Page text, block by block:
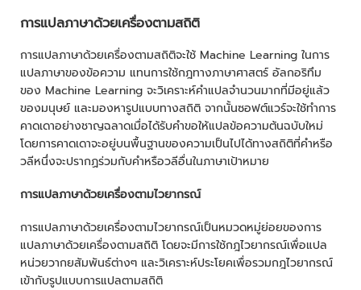
การแปลภาษาด้วยเครื่องตามสถิติ
การแปลภาษาด้วยเครื่องตามสถิติจะใช้ Machine Learning ในการ
แปลภาษาของข้อความ แทนการใช้กฎทางภาษาศาสตร์ อัลกอริทึม
ของ Machine Learning จะวิเคราะห์คำแปลจำนวนมากที่มีอยู่แล้ว
ของมนุษย์ และมองหารูปแบบทางสถิติ จากนั้นซอฟต์แวร์จะใช้ทำการ
คาดเดาอย่างชาญฉลาดเมื่อได้รับคำขอให้แปลข้อความต้นฉบับใหม่
โดยการคาดเดาจะอยู่บนพื้นฐานของความเป็นไปได้ทางสถิติที่คำหรือ
วลีหนึ่งจะปรากฏร่วมกับคำหรือวลีอื่นในภาษาเป้าหมาย
การแปลภาษาด้วยเครื่องตามไวยากรณ์
การแปลภาษาด้วยเครื่องตามไวยากรณ์เป็นหมวดหมู่ย่อยของการ
แปลภาษาด้วยเครื่องตามสถิติ โดยจะมีการใช้กฎไวยากรณ์เพื่อแปล
หน่วยวากยสัมพันธ์ต่างๆ และวิเคราะห์ประโยคเพื่อรวมกฎไวยากรณ์
เข้ากับรูปแบบการแปลตามสถิติ